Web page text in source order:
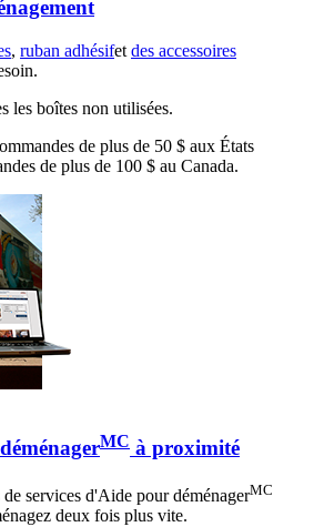
, ruban adhésifet des accessoires
les boîtes non utilisées.
de plus de 50 $ aux États
de plus de 100 $ au Canada.
MC à proximité
services d'Aide pour déménagerMC
deux fois plus vite.